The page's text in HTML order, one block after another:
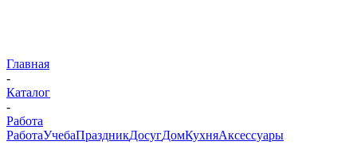
Главная
-
Каталог
-
Работа
РаботаУчебаПраздникДосугДомКухняАксессуары